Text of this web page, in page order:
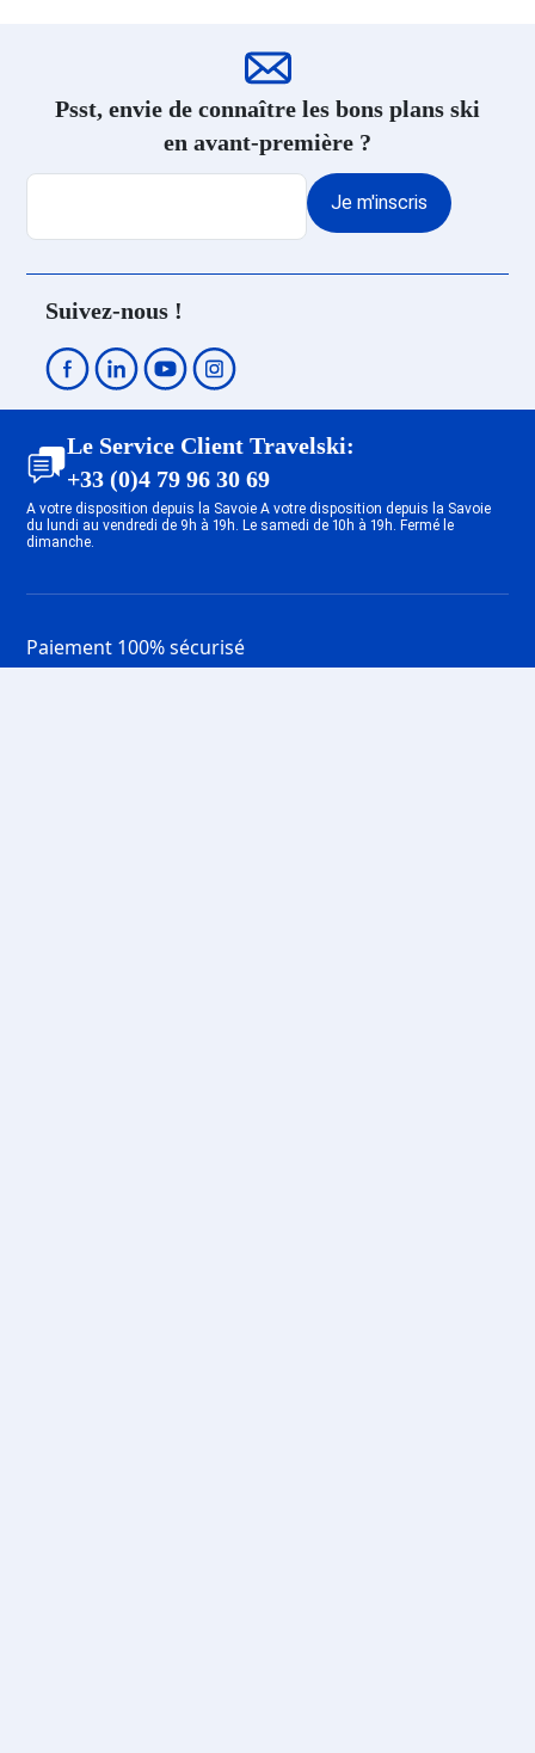
Psst, envie de connaître les bons plans ski
en avant-première ?
Je m'inscris
Suivez-nous !
Le Service Client Travelski:
+33 (0)4 79 96 30 69
A votre disposition depuis la Savoie A votre disposition depuis la Savoie
du lundi au vendredi de 9h à 19h. Le samedi de 10h à 19h. Fermé le
dimanche.
Paiement 100% sécurisé